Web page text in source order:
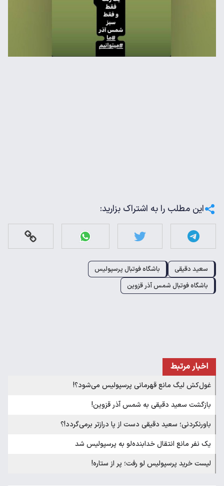
این مطلب را به اشتراک بزارید:
سعید دقیقی
باشگاه فوتبال پرسپولیس
باشگاه فوتبال شمس آذر قزوین
اخبار مرتبط
غول‌کش لیگ مانع قهرمانی پرسپولیس می‌شود؟!
بازگشت سعید دقیقی به شمس آذر قزوین!
باورنکردنی؛ سعید دقیقی دست از پا درازتر برمی‌گردد!؟
یک نفر مانع انتقال خدا‌بنده‌لو به پرسپولیس شد
لیست خرید پرسپولیس لو رفت؛ پر از ستاره!